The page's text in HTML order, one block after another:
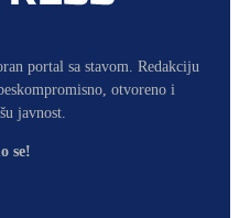
portal sa stavom. Redakciju
otvoreno i
javnost.
se!